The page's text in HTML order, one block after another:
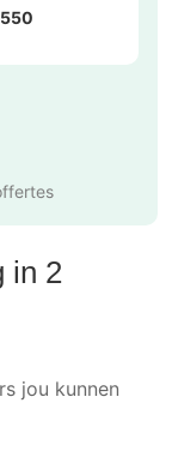
in 2
jou kunnen